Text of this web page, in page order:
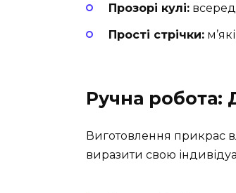
Прозорі кулі:
Прості стрічки:
Ручна робота:
Виготовлення прикрас
виразити свою